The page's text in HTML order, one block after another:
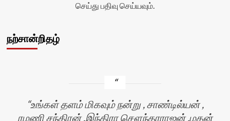
செய்து பதிவு செய்யவும்.
நற்சான்றிதழ்
உங்கள் தளம் மிகவும் நன்று , சாண்டில்யன் ,
ரமணி சந்திரன் ,இந்திரா சௌந்தரராஜன் ,மதன்